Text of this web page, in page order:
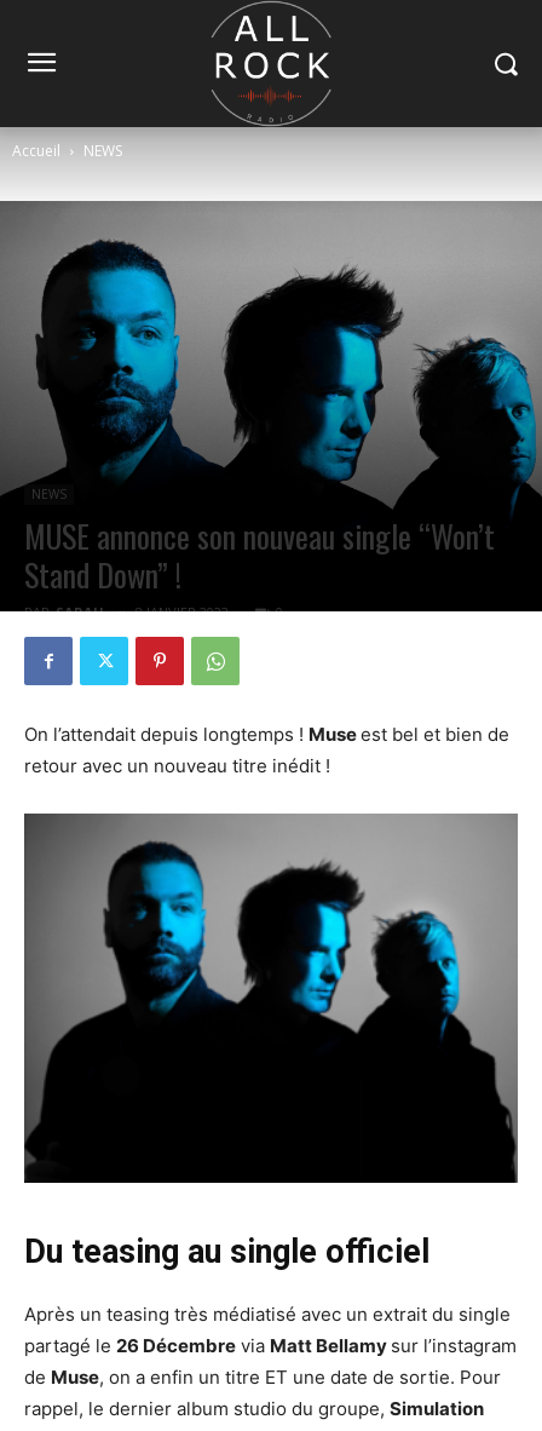
Accueil NEWS
NEWS
MUSE annonce son nouveau single “Won’t
Stand Down” !
PAR SARAH 8 JANVIER 2022 0
On l’attendait depuis longtemps ! Museest bel et bien de
retour avec un nouveau titre inédit !
Du teasing au single officiel
Après un teasing très médiatisé avec un extrait du single
partagé le 26 Décembre via Matt Bellamy sur l’instagram
de Muse, on a enfin un titre ET une date de sortie. Pour
rappel, le dernier album studio du groupe, Simulation